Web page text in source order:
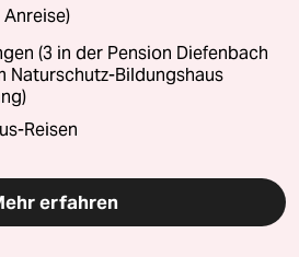
Anreise)
(3 in der Pension Diefenbach
Naturschutz-Bildungshaus
Reisen
erfahren